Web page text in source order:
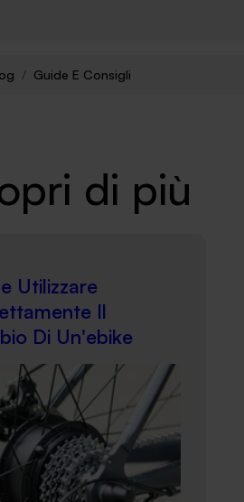
Guide E Consigli
di più
Utilizzare
Il
Di Un'ebike